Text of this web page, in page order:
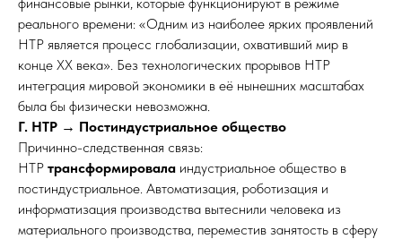
реального времени: «Одним из наиболее ярких проявлений
НТР является процесс глобализации, охвативший мир в
конце XX века». Без технологических прорывов НТР
интеграция мировой экономики в её нынешних масштабах
была бы физически невозможна.​
Г. НТР → Постиндустриальное общество
Причинно-следственная связь:
НТР трансформировала индустриальное общество в
постиндустриальное. Автоматизация, роботизация и
информатизация производства вытеснили человека из
материального производства, переместив занятость в сферу